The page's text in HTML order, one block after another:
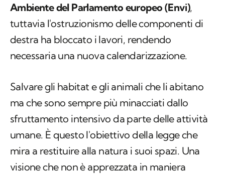
Ambiente del Parlamento europeo (Envi),
tuttavia l'ostruzionismo delle componenti di
destra ha bloccato i lavori, rendendo
necessaria una nuova calendarizzazione.
Salvare gli habitat e gli animali che li abitano
ma che sono sempre più minacciati dallo
sfruttamento intensivo da parte delle attività
umane. È questo l'obiettivo della legge che
mira a restituire alla natura i suoi spazi. Una
visione che non è apprezzata in maniera